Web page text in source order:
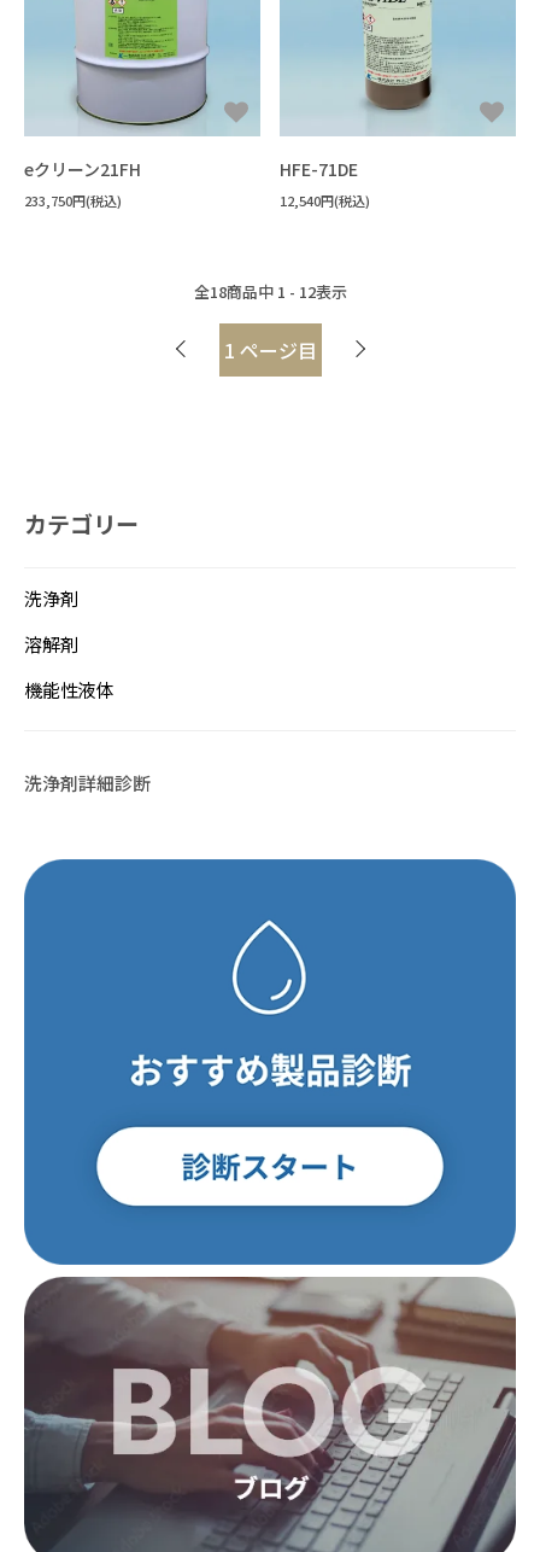
eクリーン21FH
233,750円(税込)
HFE-71DE
12,540円(税込)
全18商品中 1 - 12表示
1 ページ目
カテゴリー
洗浄剤
溶解剤
機能性液体
洗浄剤詳細診断